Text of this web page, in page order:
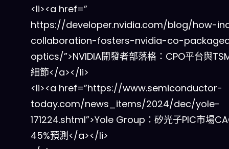
<li><a href=”
https://developer.nvidia.com/blog/how-
collaboration-fosters-nvidia-co-
optics/”>NVIDIA開發者部落格：CPO平台與
細節</a></li>
<li><a href=”https://www.semiconductor-
today.com/news_items/2024/dec/yole-
171224.shtml”>Yole Group：矽光子PIC市場
45%預測</a></li>